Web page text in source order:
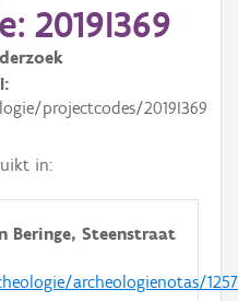
2019I369
projectcodes/2019I369
in:
Beringe, Steenstraat
archeologienotas/